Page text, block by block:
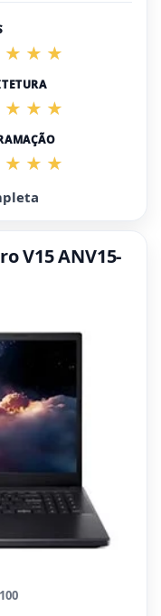
V15 ANV15-